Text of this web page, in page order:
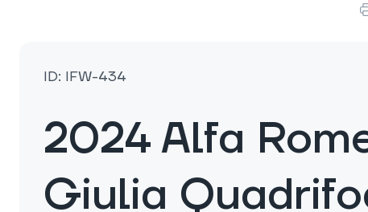
ID: IFW-434
2024 Alfa
Giulia